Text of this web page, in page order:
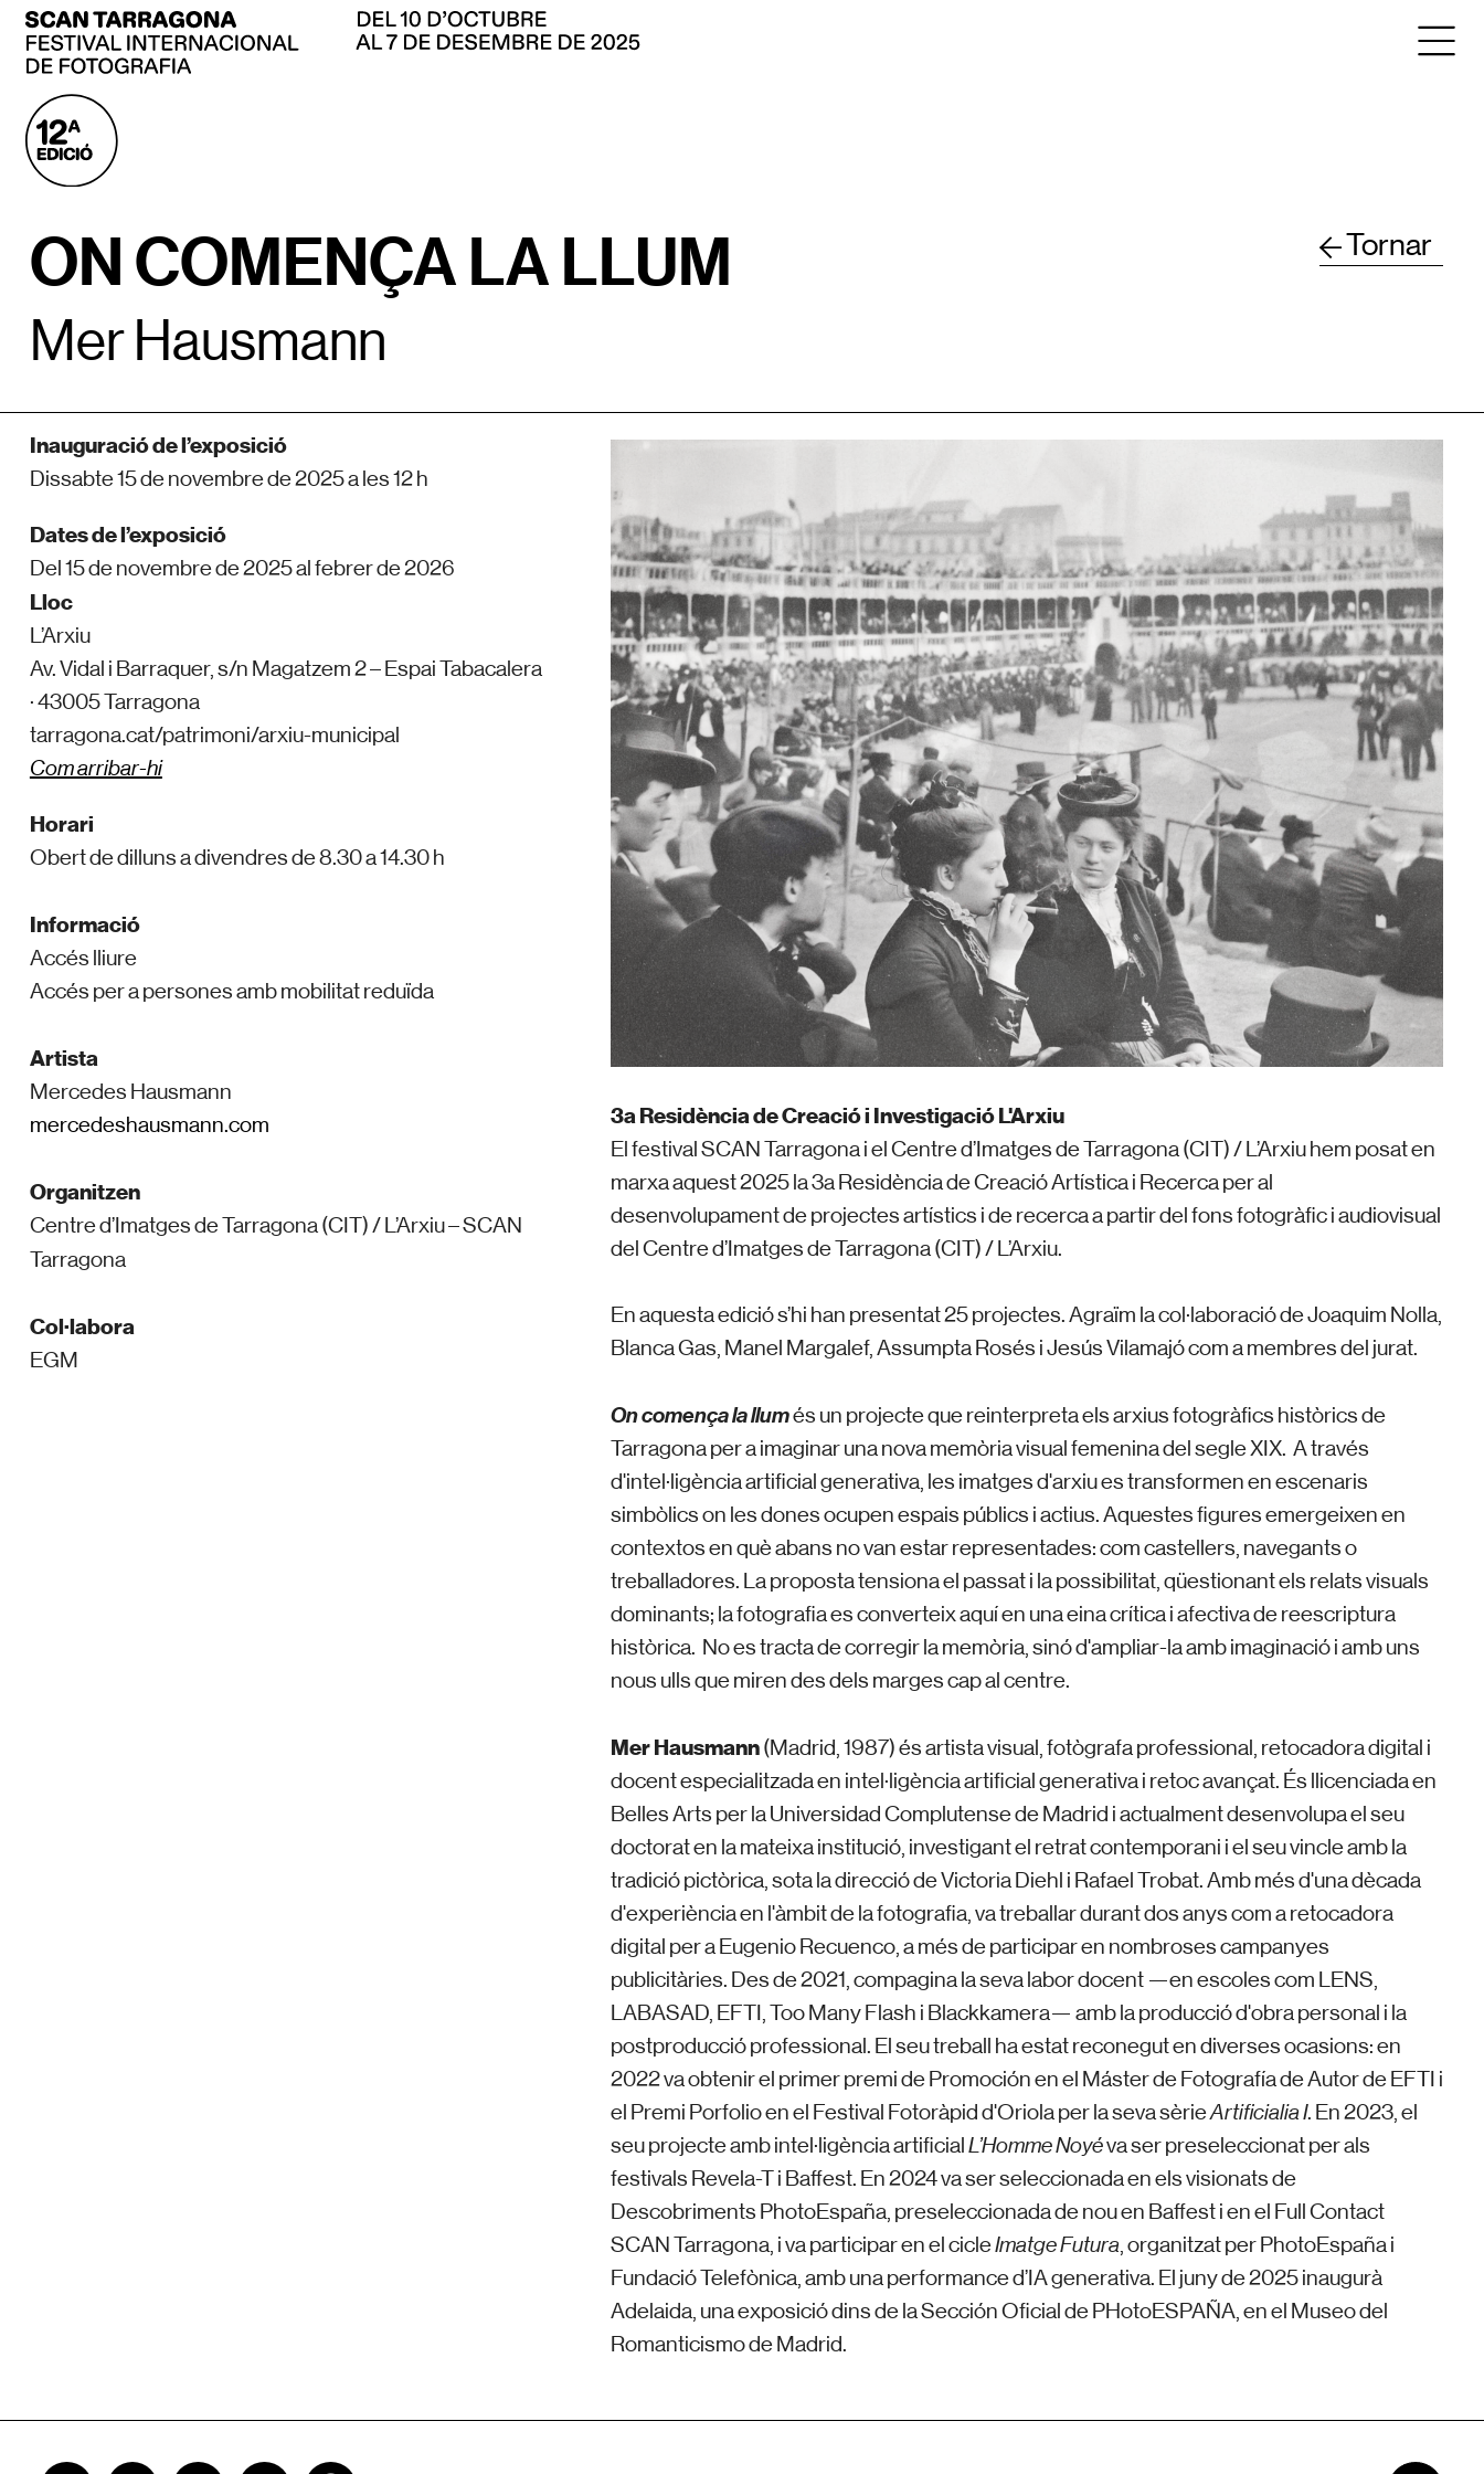
ON COMENÇA LA LLUM
Mer Hausmann
Tornar
Inauguració de l’exposició
Dissabte 15 de novembre de 2025 a les 12 h
Dates de l’exposició
Del 15 de novembre de 2025 al febrer de 2026
Lloc
L’Arxiu
Av. Vidal i Barraquer, s/n Magatzem 2 – Espai Tabacalera
· 43005 Tarragona
tarragona.cat/patrimoni/arxiu-municipal
Com arribar-hi
Horari
Obert de dilluns a divendres de 8.30 a 14.30 h
Informació
Accés lliure
Accés per a persones amb mobilitat reduïda
Artista
Mercedes Hausmann
mercedeshausmann.com
Organitzen
Centre d’Imatges de Tarragona (CIT) / L’Arxiu – SCAN
Tarragona
Col·labora
EGM
3a Residència de Creació i Investigació L'Arxiu
El festival SCAN Tarragona i el Centre d’Imatges de Tarragona (CIT) / L’Arxiu hem posat en
marxa aquest 2025 la 3a Residència de Creació Artística i Recerca per al
desenvolupament de projectes artístics i de recerca a partir del fons fotogràfic i audiovisual
del Centre d’Imatges de Tarragona (CIT) / L’Arxiu.
En aquesta edició s’hi han presentat 25 projectes.Agraïm la col·laboració de Joaquim Nolla,
Blanca Gas, Manel Margalef, Assumpta Rosés i Jesús Vilamajó com a membres del jurat.
On comença la llumés un projecte que reinterpreta els arxius fotogràfics històrics de
Tarragona per a imaginar una nova memòria visual femenina del segle XIX. A través
d'intel·ligència artificial generativa, les imatges d'arxiu es transformen en escenaris
simbòlics on les dones ocupen espais públics i actius. Aquestes figures emergeixen en
contextos en què abans no van estar representades: com castellers, navegants o
treballadores. La proposta tensiona el passat i la possibilitat, qüestionant els relats visuals
dominants; la fotografia es converteix aquí en una eina crítica i afectiva de reescriptura
històrica. No es tracta de corregir la memòria, sinó d'ampliar-la amb imaginació i amb uns
nous ulls que miren des dels marges cap al centre.
Mer Hausmann(Madrid, 1987) és artista visual, fotògrafa professional, retocadora digital i
docent especialitzada en intel·ligència artificial generativa i retoc avançat. És llicenciada en
Belles Arts per la Universidad Complutense de Madrid i actualment desenvolupa el seu
doctorat en la mateixa institució, investigant el retrat contemporani i el seu vincle amb la
tradició pictòrica, sota la direcció de Victoria Diehl i Rafael Trobat.Amb més d'una dècada
d'experiència en l'àmbit de la fotografia, va treballar durant dos anys com a retocadora
digital per a Eugenio Recuenco, a més de participar en nombroses campanyes
publicitàries. Des de 2021, compagina la seva labor docent —en escoles com LENS,
LABASAD, EFTI, Too Many Flash i Blackkamera— amb la producció d'obra personal i la
postproducció professional. El seu treball ha estat reconegut en diverses ocasions: en
2022 va obtenir el primer premi de Promoción en el Máster de Fotografía de Autor de EFTI i
el Premi Porfolio en el Festival Fotoràpid d'Oriola per la seva sèrieArtificialia I. En 2023, el
seu projecte amb intel·ligència artificialL’Homme Noyéva ser preseleccionat per als
festivals Revela-T i Baffest. En 2024 va ser seleccionada en els visionats de
Descobriments PhotoEspaña, preseleccionada de nou en Baffest i en el Full Contact
SCAN Tarragona, i va participar en el cicleImatge Futura, organitzat per PhotoEspaña i
Fundació Telefònica, amb una performance d’IA generativa. El juny de 2025 inaugurà
Adelaida, una exposició dins de la Sección Oficial de PHotoESPAÑA, en el Museo del
Romanticismo de Madrid.